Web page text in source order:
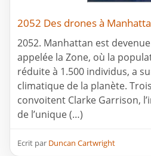
2052 Des drones à
2052. Manhattan est
appelée la Zone, où la
réduite à 1.500 individus, a
climatique de la planète.
convoitent Clarke Garrison,
de l’unique (…)
Ecrit par Duncan Cartwright